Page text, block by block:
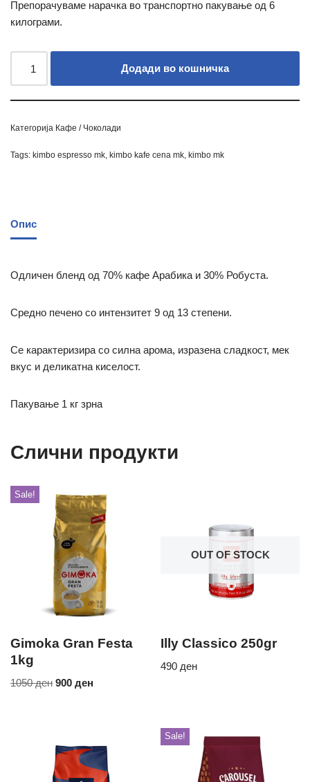
Препорачуваме нарачка во транспортно пакување од 6
килограми.
Додади во кошничка
Категорија Кафе / Чоколади
Tags: kimbo espresso mk, kimbo kafe cena mk, kimbo mk
Опис
Одличен бленд од 70% кафе Арабика и 30% Робуста.
Средно печено со интензитет 9 од 13 степени.
Се карактеризира со силна арома, изразена сладкост, мек
вкус и деликатна киселост.
Пакување 1 кг зрна
Слични продукти
Sale!
Gimoka Gran Festa
1kg
1050ден 900 ден
OUT OF STOCK
Illy Classico 250gr
490 ден
Sale!